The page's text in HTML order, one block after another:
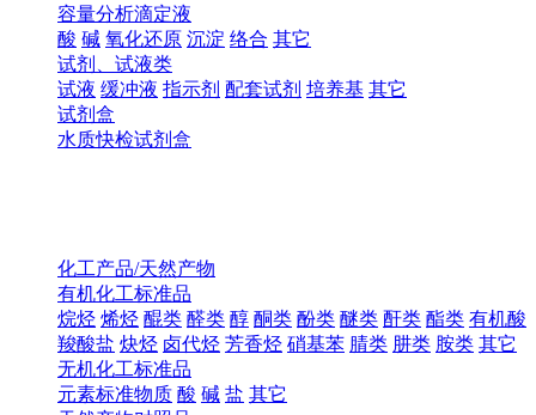
容量分析滴定液
酸 碱 氧化还原 沉淀 络合 其它
试剂、试液类
试液 缓冲液 指示剂 配套试剂 培养基 其它
试剂盒
水质快检试剂盒
化工产品/天然产物
有机化工标准品
烷烃 烯烃 醌类 醛类 醇 酮类 酚类 醚类 酐类 酯类 有机酸
羧酸盐 炔烃 卤代烃 芳香烃 硝基苯 腈类 肼类 胺类 其它
无机化工标准品
元素标准物质 酸 碱 盐 其它